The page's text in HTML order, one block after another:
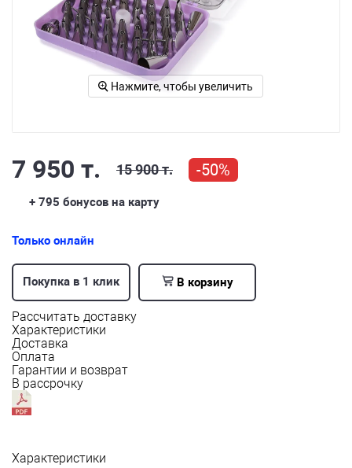
Нажмите, чтобы увеличить
7 950 т. 15 900 т. -50%
+ 795 бонусов на карту
Только онлайн
Покупка в 1 клик В корзину
Рассчитать доставку
Характеристики
Доставка
Оплата
Гарантии и возврат
В рассрочку
Характеристики